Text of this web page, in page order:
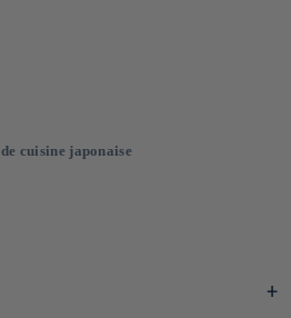
cuisine japonaise